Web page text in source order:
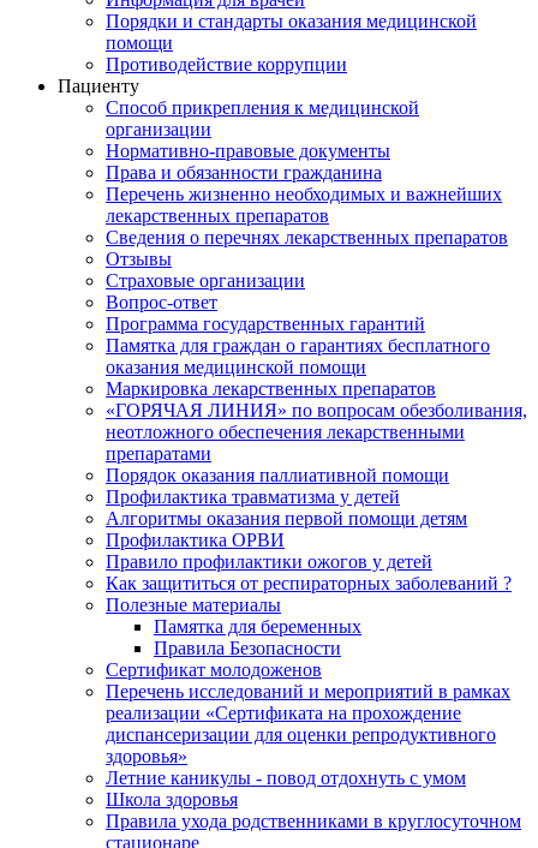
Порядки и стандарты оказания медицинской
помощи
Противодействие коррупции
Пациенту
Способ прикрепления к медицинской
организации
Нормативно-правовые документы
Права и обязанности гражданина
Перечень жизненно необходимых и важнейших
лекарственных препаратов
Сведения о перечнях лекарственных препаратов
Отзывы
Страховые организации
Вопрос-ответ
Программа государственных гарантий
Памятка для граждан о гарантиях бесплатного
оказания медицинской помощи
Маркировка лекарственных препаратов
«ГОРЯЧАЯ ЛИНИЯ» по вопросам обезболивания,
неотложного обеспечения лекарственными
препаратами
Порядок оказания паллиативной помощи
Профилактика травматизма у детей
Алгоритмы оказания первой помощи детям
Профилактика ОРВИ
Правило профилактики ожогов у детей
Как защититься от респираторных заболеваний ?
Полезные материалы
Памятка для беременных
Правила Безопасности
Сертификат молодоженов
Перечень исследований и мероприятий в рамках
реализации «Сертификата на прохождение
диспансеризации для оценки репродуктивного
здоровья»
Летние каникулы - повод отдохнуть с умом
Школа здоровья
Правила ухода родственниками в круглосуточном
стационаре